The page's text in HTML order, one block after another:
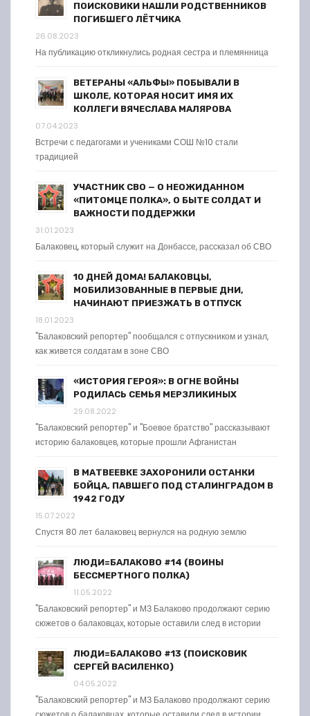
ПОИСКОВИКИ НАШЛИ РОДСТВЕННИКОВ
ПОГИБШЕГО ЛЁТЧИКА
26.08.2023
На публикацию откликнулись родная сестра и племянница
ВЕТЕРАНЫ «АЛЬФЫ» ПОБЫВАЛИ В
ШКОЛЕ, КОТОРАЯ НОСИТ ИМЯ ИХ
КОЛЛЕГИ ВЯЧЕСЛАВА МАЛЯРОВА
07.04.2023
Встречи с педагогами и учениками СОШ №10 стали
традицией
УЧАСТНИК СВО — О НЕОЖИДАННОМ
«ПИТОМЦЕ ПОЛКА», О БЫТЕ СОЛДАТ И
ВАЖНОСТИ ПОДДЕРЖКИ
31.01.2023
Балаковец, который служит на Донбассе, рассказал об СВО
10 ДНЕЙ ДОМА! БАЛАКОВЦЫ,
МОБИЛИЗОВАННЫЕ В ПЕРВЫЕ ДНИ,
НАЧИНАЮТ ПРИЕЗЖАТЬ В ОТПУСК
18.01.2023
"Балаковский репортер" пообщался с отпускником и узнал,
как живется солдатам в зоне СВО
«ИСТОРИЯ ГЕРОЯ»: В ОГНЕ ВОЙНЫ
РОДИЛАСЬ СЕМЬЯ МЕРЗЛИКИНЫХ
29.08.2022
"Балаковский репортер" и "Боевое братство" рассказывают
историю балаковцев, которые прошли Афганистан
В МАТВЕЕВКЕ ЗАХОРОНИЛИ ОСТАНКИ
БОЙЦА, ПАВШЕГО ПОД СТАЛИНГРАДОМ В
1942 ГОДУ
15.07.2022
Спустя 80 лет балаковец вернулся на родную землю
ЛЮДИ=БАЛАКОВО #14 (ВОИНЫ
БЕССМЕРТНОГО ПОЛКА)
11.05.2022
"Балаковский репортер" и МЗ Балаково продолжают серию
сюжетов о балаковцах, которые оставили след в истории
ЛЮДИ=БАЛАКОВО #13 (ПОИСКОВИК
СЕРГЕЙ ВАСИЛЕНКО)
04.05.2022
"Балаковский репортер" и МЗ Балаково продолжают серию